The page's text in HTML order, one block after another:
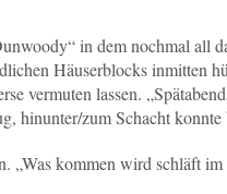
in dem nochmal all
Häuserblocks inmitten
vermuten lassen.
hinunter/zum Schacht
„Was kommen wird schläft